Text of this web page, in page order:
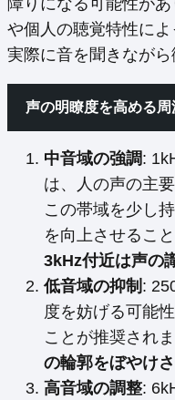
や個人の聴覚特性によ
実際に音を聞きながら
声の明瞭度を高める周
中音域の強調:
は、人の声の主
この帯域を少し
を向上させるこ
3kHz付近は声の
低音域の抑制 :
度を妨げる可能
ことが推奨されま
の輪郭をぼやけ
高音域の調整: